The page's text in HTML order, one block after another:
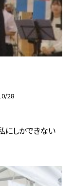
28
にしかできない